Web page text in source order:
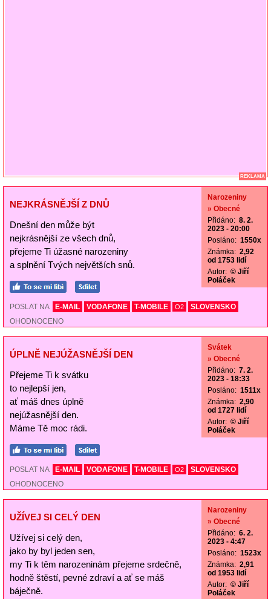
REKLAMA
NEJKRÁSNĚJŠÍ Z DNŮ
Dnešní den může být
nejkrásnější ze všech dnů,
přejeme Ti úžasné narozeniny
a splnění Tvých největších snů.
Narozeniny
» Obecné
Přidáno: 8. 2.
2023 - 20:00
Posláno: 1550x
Známka: 2,92
od 1753 lidí
Autor: © Jiří
Poláček
POSLAT NA E-MAIL VODAFONE T-MOBILE O2
SLOVENSKO
OHODNOCENO
ÚPLNĚ NEJÚŽASNĚJŠÍ DEN
Přejeme Ti k svátku
to nejlepší jen,
ať máš dnes úplně
nejúžasnější den.
Máme Tě moc rádi.
Svátek
» Obecné
Přidáno: 7. 2.
2023 - 18:33
Posláno: 1511x
Známka: 2,90
od 1727 lidí
Autor: © Jiří
Poláček
POSLAT NA E-MAIL VODAFONE T-MOBILE O2
SLOVENSKO
OHODNOCENO
UŽÍVEJ SI CELÝ DEN
Užívej si celý den,
jako by byl jeden sen,
my Ti k těm narozeninám přejeme srdečně,
hodně štěstí, pevné zdraví a ať se máš
báječně.
Narozeniny
» Obecné
Přidáno: 6. 2.
2023 - 4:47
Posláno: 1523x
Známka: 2,91
od 1953 lidí
Autor: © Jiří
Poláček